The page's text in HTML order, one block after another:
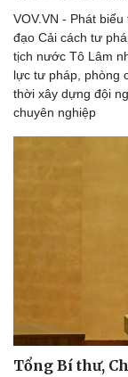
VOV.VN - Phát
đạo Cải cách tư
tịch nước Tô Lâm
lực tư pháp, phòng
thời xây dựng đội
chuyên nghiệp
Tổng Bí thư,